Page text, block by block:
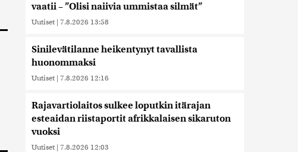
vaatii – ”Olisi naiivia ummistaa silmät”
Uutiset | 7.8.2026 13:58
Sinilevätilanne heikentynyt tavallista
huonommaksi
Uutiset | 7.8.2026 12:16
Rajavartiolaitos sulkee loputkin itärajan
esteaidan riistaportit afrikkalaisen sikaruton
vuoksi
Uutiset | 7.8.2026 12:03